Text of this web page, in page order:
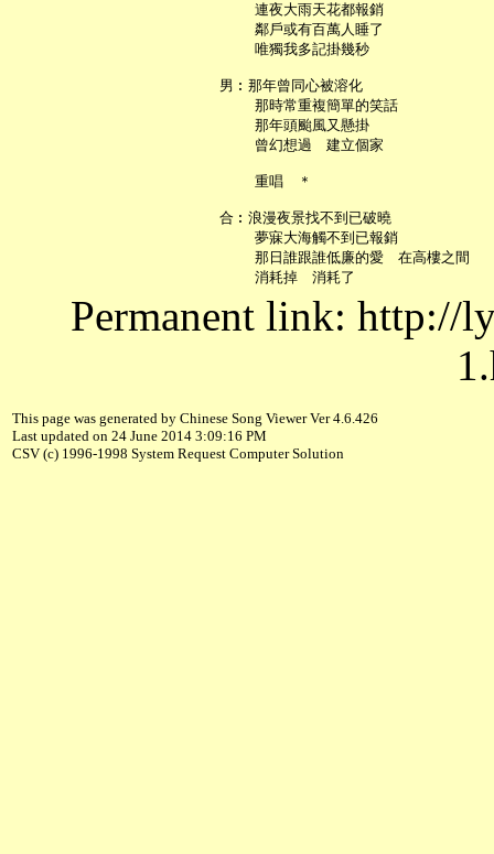
       連夜大雨天花都報銷
       鄰戶或有百萬人睡了
       唯獨我多記掛幾秒
   男︰那年曾同心被溶化
       那時常重複簡單的笑話
       那年頭颱風又懸掛
       曾幻想過　建立個家
       重唱　＊
   合︰浪漫夜景找不到已破曉
       夢寐大海觸不到已報銷
       那日誰跟誰低廉的愛　在高樓之間
Permanent link: http://
This page was generated by Chinese Song Viewer Ver 4.6.426
Last updated on 24 June 2014 3:09:16 PM
CSV (c) 1996-1998 System Request Computer Solution